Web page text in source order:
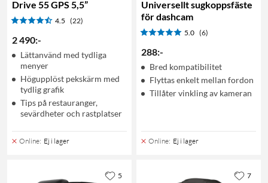
Drive 55 GPS 5,5”
4.5 (22)
2 490:-
Lättanvänd med tydliga
menyer
Högupplöst pekskärm med
tydlig grafik
Tips på restauranger,
sevärdheter och rastplatser
Online: Ej i lager
Universellt sugkoppsfäste
för dashcam
5.0 (6)
288:-
Bred kompatibilitet
Flyttas enkelt mellan fordon
Tillåter vinkling av kameran
Online: Ej i lager
5 7